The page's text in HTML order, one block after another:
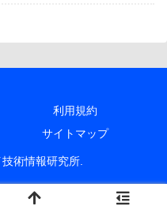
利用規約
サイトマップ
術情報研究所.